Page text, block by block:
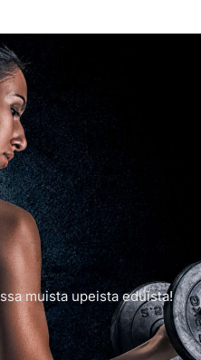
muista upeista eduista!